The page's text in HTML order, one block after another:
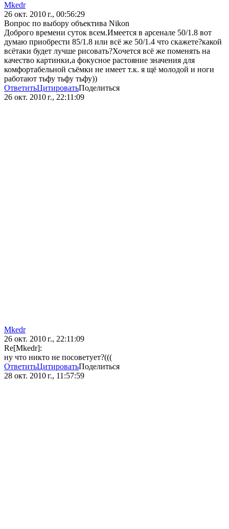
Mkedr
26 окт. 2010 г., 00:56:29
Вопрос по выбору объектива Nikon
Доброго времени суток всем.Имеется в арсенале 50/1.8 вот
думаю приобрести 85/1.8 или всё же 50/1.4 что скажете?какой
всётаки будет лучше рисовать?Хочется всё же поменять на
качество картинки,а фокусное растояние значения для
комфортабельной съёмки не имеет т.к. я щё молодой и ноги
работают тьфу тьфу тьфу))
ОтветитьЦитироватьПоделиться
26 окт. 2010 г., 22:11:09
Mkedr
26 окт. 2010 г., 22:11:09
Re[Mkedr]:
ну что никто не посоветует?(((
ОтветитьЦитироватьПоделиться
28 окт. 2010 г., 11:57:59